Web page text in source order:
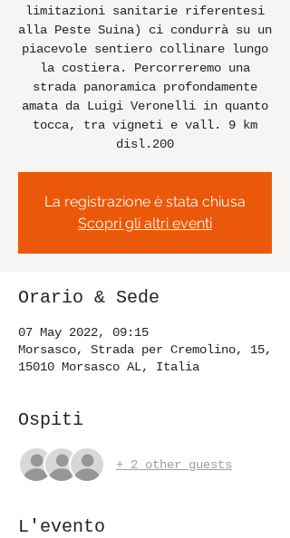
limitazioni sanitarie riferentesi
alla Peste Suina) ci condurrà su un
piacevole sentiero collinare lungo
la costiera. Percorreremo una
strada panoramica profondamente
amata da Luigi Veronelli in quanto
tocca, tra vigneti e vall. 9 km
disl.200
La registrazione è stata chiusa
Scopri gli altri eventi
Orario & Sede
07 May 2022, 09:15
Morsasco, Strada per Cremolino, 15,
15010 Morsasco AL, Italia
Ospiti
+ 2 other guests
L'evento